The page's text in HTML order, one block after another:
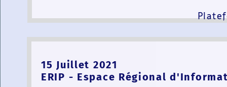
15 Juillet 2021
ERIP - Espace Régional